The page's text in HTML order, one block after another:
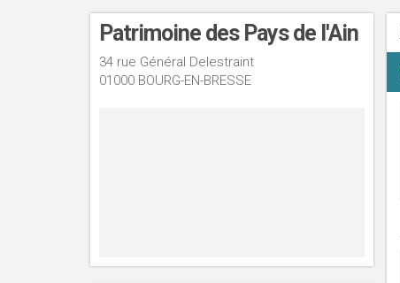
Patrimoine des Pays de l'Ain
34 rue Général Delestraint
01000 BOURG-EN-BRESSE